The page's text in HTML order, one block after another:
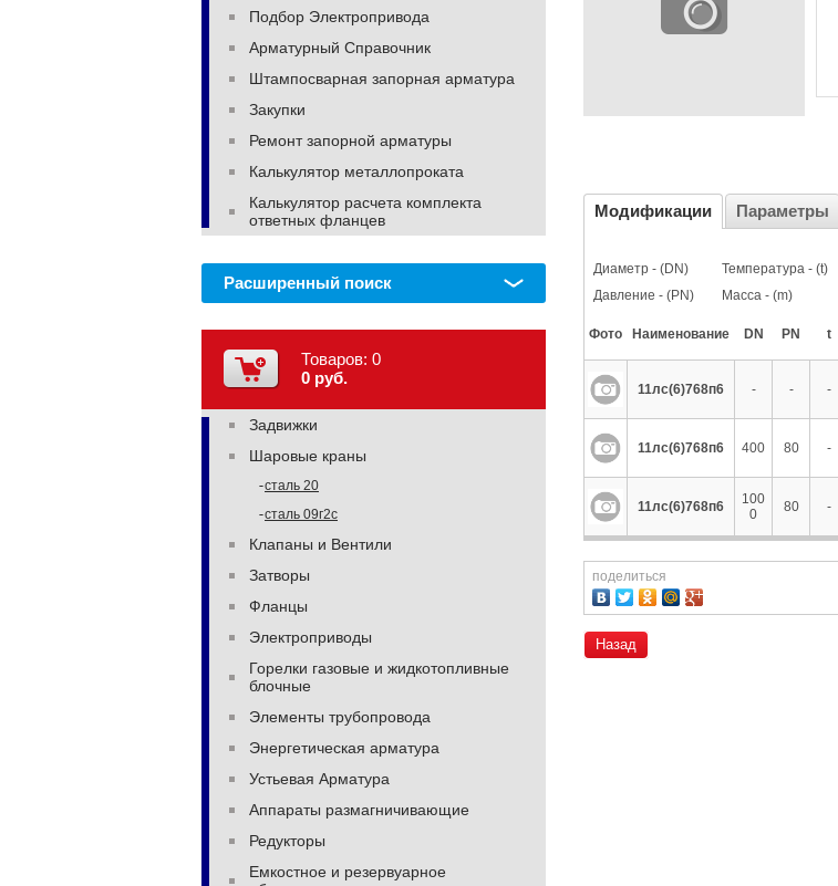
Модификации Параметры
Диаметр - (DN) Температура - (t)
Давление - (PN)
Масса - (m)
Фото Наименование DN PN t
11лс(6)768п6 - - -
11лс(6)768п6 400 80 -
11лс(6)768п6
100
0
80 -
поделиться
Назад
Подбор Электропривода
Арматурный Справочник
Штампосварная запорная арматура
Закупки
Ремонт запорной арматуры
Калькулятор металлопроката
Калькулятор расчета комплекта
ответных фланцев
Расширенный поиск
Товаров: 0
0 руб.
Задвижки
Шаровые краны
сталь 20
сталь 09г2с
Клапаны и Вентили
Затворы
Фланцы
Электроприводы
Горелки газовые и жидкотопливные
блочные
Элементы трубопровода
Энергетическая арматура
Устьевая Арматура
Аппараты размагничивающие
Редукторы
Емкостное и резервуарное